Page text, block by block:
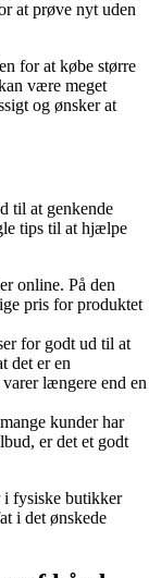
at prøve nyt uden
for at købe større
være meget
og ønsker at
til at genkende
tips til at hjælpe
online. På den
pris for produktet
for godt ud til at
det er en
længere end en
kunder har
er det et godt
fysiske butikker
i det ønskede